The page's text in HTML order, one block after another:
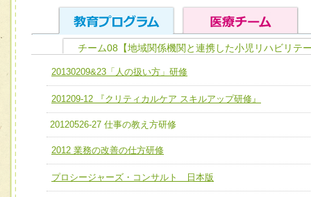
ユニット１ 医療人としての基礎能力
全人的医療を実践する医療人として、必要な基礎能力を身
ける
ユニット２ チーム医療構成力
ユニット３ 多職種連携力
他職種の視点とスキルを学び、相互理解と連携を深める
チーム01【病院内横断的問題解決チーム】
チーム02【地域医療連携推進による高度医療を必要とする
宅患者等支援チーム】
チーム03【癌患者服薬サポートチーム】
チーム04【口腔ケアチーム】
チーム08【地域関係機関と連携した小児リハビリテ
20130209&23「人の扱い方」研修
201209-12 『クリティカルケア スキルアップ研修』
20120526-27 仕事の教え方研修
2012 業務の改善の仕方研修
プロシージャーズ・コンサルト 日本版